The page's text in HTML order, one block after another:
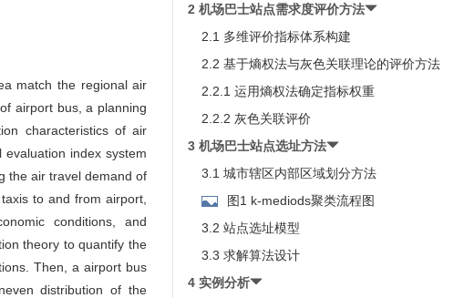
match the regional air
airport bus, a planning
characteristics of air
index system
the air travel demand of
to and from airport,
conditions, and
theory to quantify the
Then, a airport bus
distribution of the
2 机场巴士站点需求度评价方法
2.1 多维评价指标体系构建
2.2 基于熵权法与灰色关联理论的评价方法
2.2.1 运用熵权法确定指标权重
2.2.2 灰色关联评价
3 机场巴士站点选址方法
3.1 城市辖区内部区域划分方法
图1 k-mediods聚类流程图
3.2 站点选址模型
3.3 求解算法设计
4 实例分析